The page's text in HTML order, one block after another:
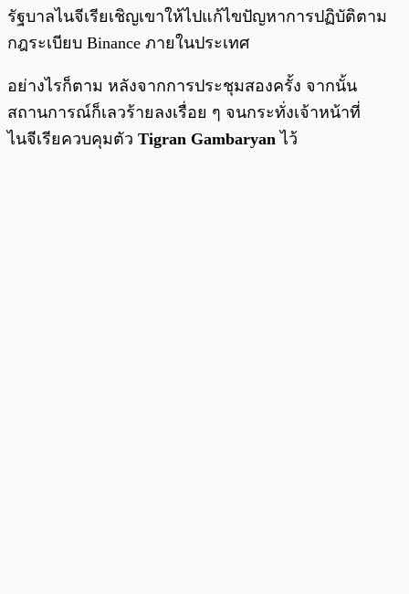
รัฐบาลไนจีเรียเชิญเขาให้ไปแก้ไขปัญหาการปฏิบัติตาม
กฎระเบียบ Binance ภายในประเทศ
อย่างไรก็ตาม หลังจากการประชุมสองครั้ง จากนั้น
สถานการณ์ก็เลวร้ายลงเรื่อย ๆ จนกระทั่งเจ้าหน้าที่
ไนจีเรียควบคุมตัว Tigran Gambaryanไว้